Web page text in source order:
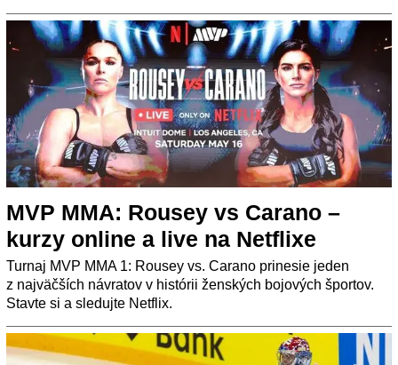
MVP MMA: Rousey vs Carano –
kurzy online a live na Netflixe
Turnaj MVP MMA 1: Rousey vs. Carano prinesie jeden
z najväčších návratov v histórii ženských bojových športov.
Stavte si a sledujte Netflix.